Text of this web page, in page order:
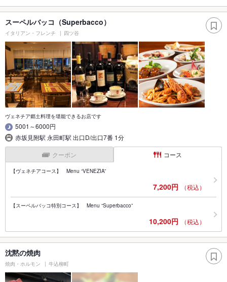
スーペルバッコ（Superbacco）
イタリアン・フレンチ 四ツ谷
ヴェネチア郷土料理を堪能できるお店です
5001～6000円
赤坂見附駅 永田町駅 出口D/出口7番 1分
クーポン コース
【ヴェネチアコース】 Menu “VENEZIA”
7,200円 （税込）
【スーペルバッコ特別コース】 Menu “Superbacco”
10,200円 （税込）
沈黙の焼肉
焼肉・ホルモン 牛込柳町